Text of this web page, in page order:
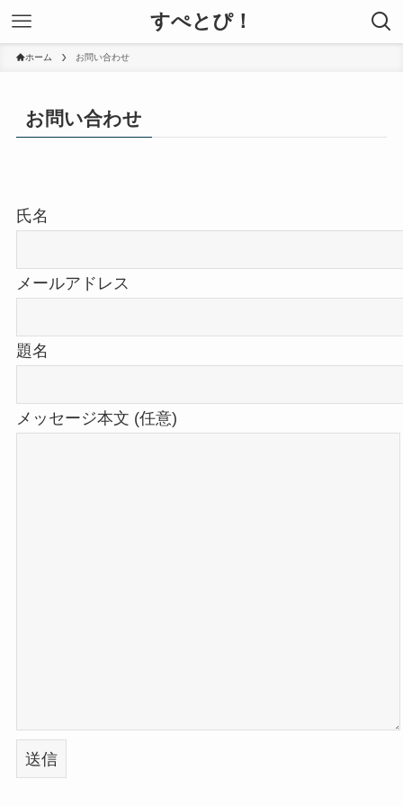
すぺとぴ！
ホーム お問い合わせ
お問い合わせ
氏名
メールアドレス
題名
メッセージ本文 (任意)